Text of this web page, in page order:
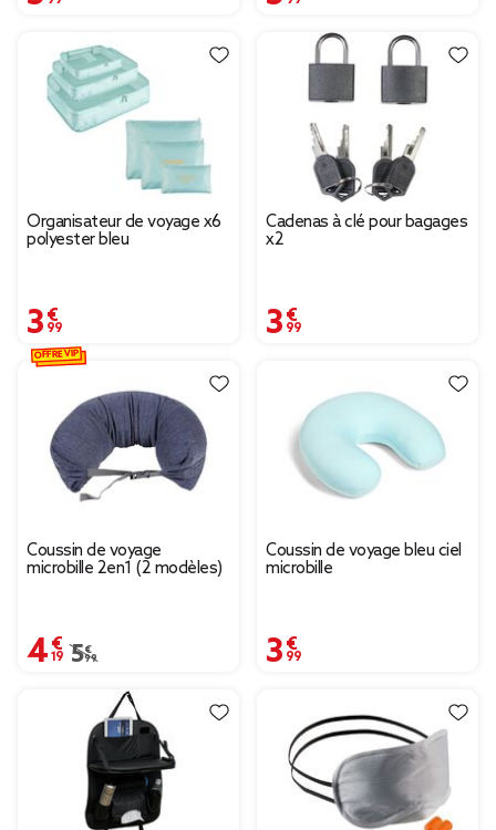
Organisateur de voyage x6
polyester bleu
3,99 €
Cadenas à clé pour bagages
x2
3,99 €
Coussin de voyage
microbille 2en1 (2 modèles)
4,19 €
Prix remisé de 5,99 € à 4,19 €
5,99 €
OFFRE VIP
Coussin de voyage bleu ciel
microbille
3,99 €